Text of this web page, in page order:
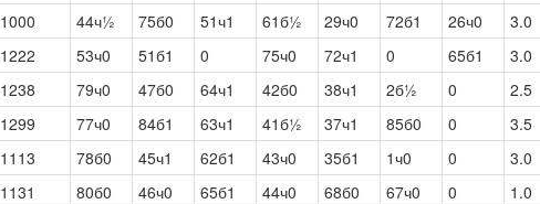
1000 44ч½ 75б0 51ч1 61б½ 29ч0 72б1 26ч0 3.0
1222 53ч0 51б1 0 75ч0 72ч1 0 65б1 3.0
1238 79ч0 47б0 64ч1 42б0 38ч1 2б½ 0 2.5
1299 77ч0 84б1 63ч1 41б½ 37ч1 85б0 0 3.5
1113 78б0 45ч1 62б1 43ч0 35б1 1ч0 0 3.0
1131 80б0 46ч0 65б1 44ч0 68б0 67ч0 0 1.0